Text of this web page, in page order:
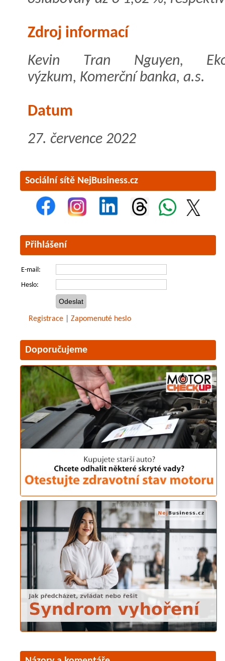
Zdroj informací
Kevin Tran Nguyen,
výzkum, Komerční banka, a.s.
Datum
27. července 2022
Sociální sítě NejBusiness.cz
Přihlášení
E-mail:
Heslo:
Registrace Zapomenuté heslo
Doporučujeme